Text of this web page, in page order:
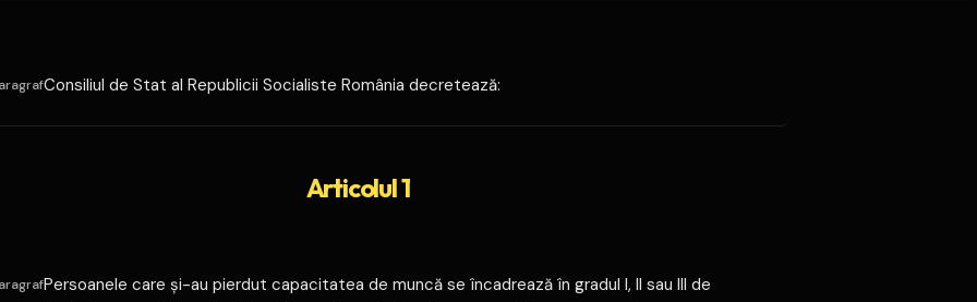
Consiliul de Stat al Republicii Socialiste România decretează:
Articolul 1
Persoanele care şi-au pierdut capacitatea de muncă se încadrează în gradul I, II sau III de